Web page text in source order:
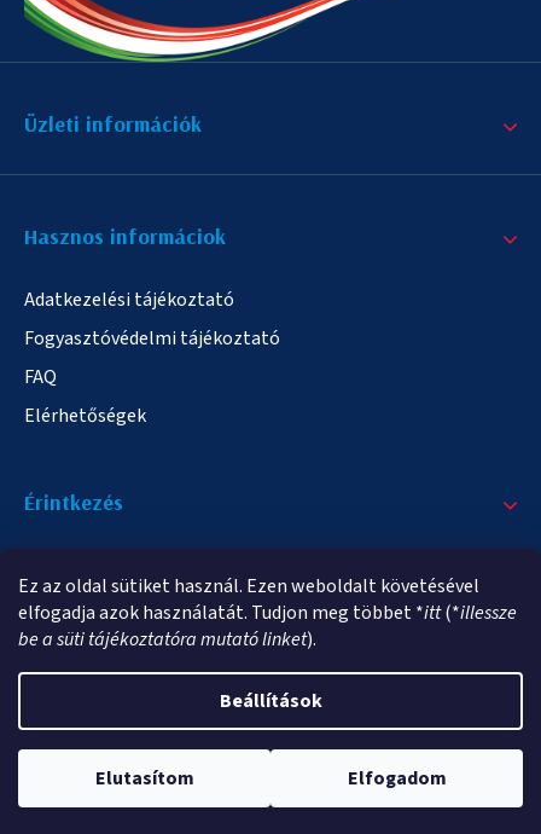
Ez az oldal sütiket használ. Ezen weboldalt követésével
elfogadja azok használatát. Tudjon meg többet *itt(*illessze
be a süti tájékoztatóra mutató linket).
Beállítások
Elutasítom Elfogadom
Üzleti információk
Hasznos informáciok
Adatkezelési tájékoztató
Fogyasztóvédelmi tájékoztató
FAQ
Elérhetőségek
Érintkezés
info@elampa.hu
Shoptet Premium készítette
elampa.hu. Minden jog fenntartva.